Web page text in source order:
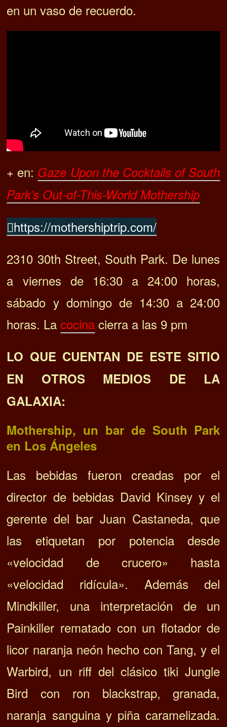
en un vaso de recuerdo.
+ en: Gaze Upon the Cocktails of South
Park’s Out-of-This-World Mothership
https://mothershiptrip.com/
2310 30th Street, South Park. De lunes
a viernes de 16:30 a 24:00 horas,
sábado y domingo de 14:30 a 24:00
horas. Lacocina cierra a las 9 pm
LO QUE CUENTAN DE ESTE SITIO
EN OTROS MEDIOS DE LA
GALAXIA:
Mothership, un bar de South Park
en Los Ángeles
Las bebidas fueron creadas por el
director de bebidas David Kinsey y el
gerente del bar Juan Castaneda, que
las etiquetan por potencia desde
«velocidad de crucero» hasta
«velocidad ridícula». Además del
Mindkiller, una interpretación de un
Painkiller rematado con un flotador de
licor naranja neón hecho con Tang, y el
Warbird, un riff del clásico tiki Jungle
Bird con ron blackstrap, granada,
naranja sanguina y piña caramelizada.